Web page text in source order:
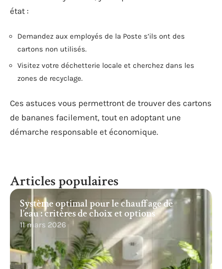
état :
Demandez aux employés de la Poste s’ils ont des
cartons non utilisés.
Visitez votre déchetterie locale et cherchez dans les
zones de recyclage.
Ces astuces vous permettront de trouver des cartons
de bananes facilement, tout en adoptant une
démarche responsable et économique.
Articles populaires
Système optimal pour le chauffage de
l’eau : critères de choix et options
11 mars 2026